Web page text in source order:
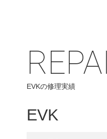
EVKの修理実績
EVK